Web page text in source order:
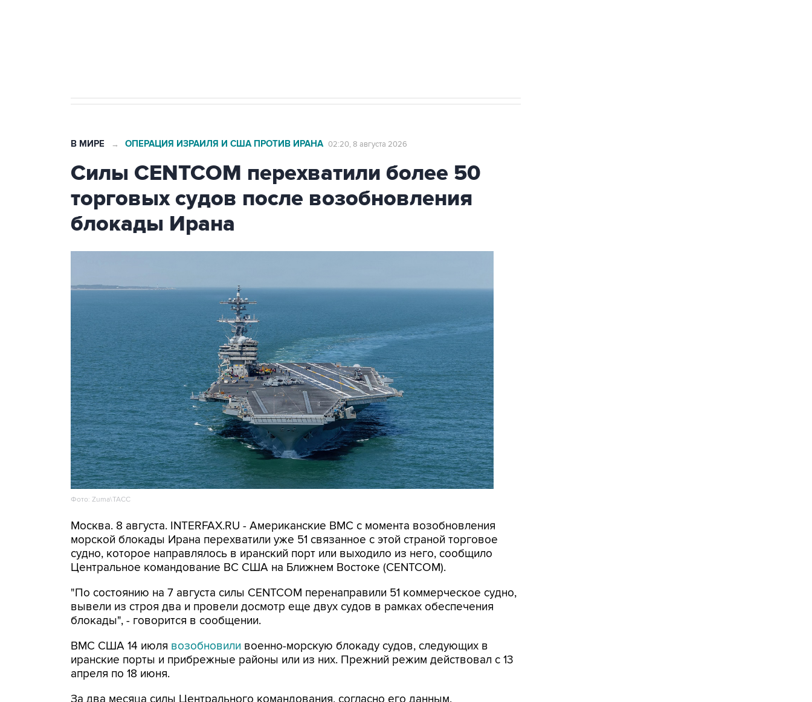
В МИРЕ → ОПЕРАЦИЯ ИЗРАИЛЯ И США ПРОТИВ ИРАНА 02:20, 8 августа 2026
Силы CENTCOM перехватили более 50
торговых судов после возобновления
блокады Ирана
Фото: Zuma\ТАСС
Москва. 8 августа. INTERFAX.RU - Американские ВМС с момента возобновления
морской блокады Ирана перехватили уже 51 связанное с этой страной торговое
судно, которое направлялось в иранский порт или выходило из него, сообщило
Центральное командование ВС США на Ближнем Востоке (CENTCOM).
"По состоянию на 7 августа силы CENTCOM перенаправили 51 коммерческое судно,
вывели из строя два и провели досмотр еще двух судов в рамках обеспечения
блокады", - говорится в сообщении.
ВМС США 14 июля возобновили военно-морскую блокаду судов, следующих в
иранские порты и прибрежные районы или из них. Прежний режим действовал с 13
апреля по 18 июня.